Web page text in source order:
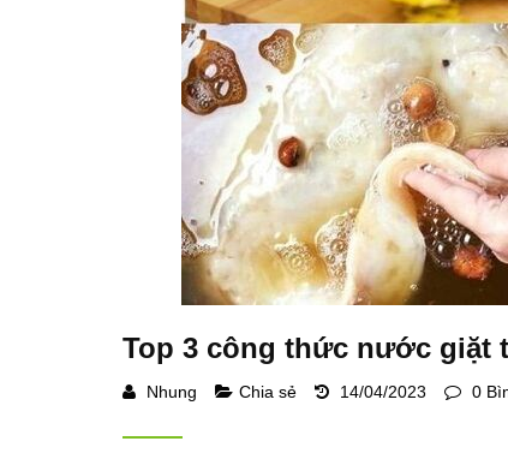
Top 3 công thức nước giặt
Nhung Chia sẻ 14/04/2023 0